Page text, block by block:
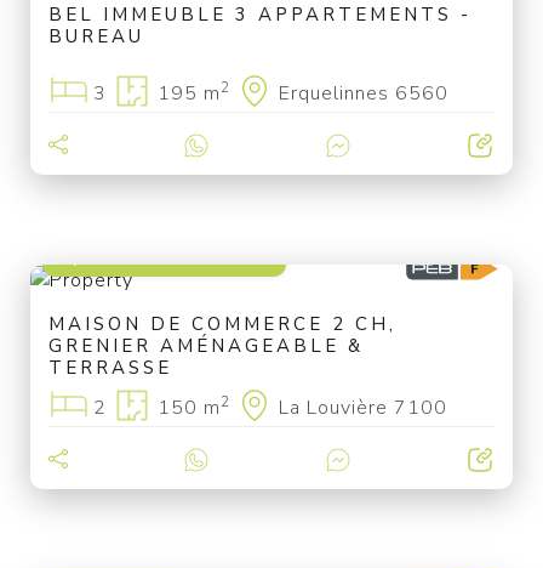
BEL IMMEUBLE 3 APPARTEMENTS -
BUREAU
3 195 m2 Erquelinnes 6560
MAISON DE COMMERCE 2 CH,
GRENIER AMÉNAGEABLE &
TERRASSE
2 150 m2 La Louvière 7100